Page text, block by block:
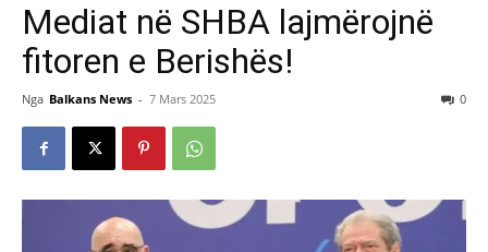
Mediat në SHBA lajmërojnë
fitoren e Berishës!
Nga Balkans News - 7 Mars 2025 0